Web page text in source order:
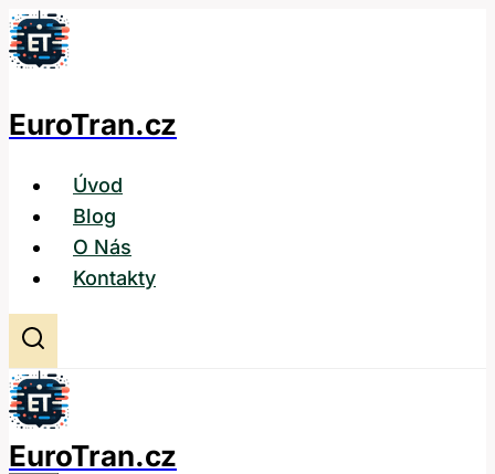
Přeskočit
na
EuroTran.cz
Úvod
Blog
O Nás
Kontakty
EuroTran.cz